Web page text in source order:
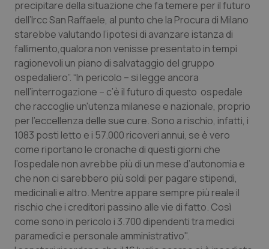
Sardegna
Sicilia
Toscana
Umbria
Valle D’Aosta
Veneto
Malattia di Crohn & Rettocolite Ulcerosa
Neuroscienze & patologie neurodegenerative
Obesità
Oftalmologia
Oncodermatologia
Oncoematologia
Oncologia & Nutrizione
Psoriasi & pelle
precipitare della situazione che fa temere per il futuro
dell’Ircc San Raffaele, al punto che la Procura di Milano
starebbe valutando l’ipotesi di avanzare istanza di
fallimento,qualora non venisse presentato in tempi
ragionevoli un piano di salvataggio del gruppo
ospedaliero”. “In pericolo – si legge ancora
nell’interrogazione – c’è il futuro di questo ospedale
che raccoglie un'utenza milanese e nazionale, proprio
per l’eccellenza delle sue cure. Sono a rischio, infatti, i
1083 posti letto e i 57.000 ricoveri annui, se è vero
come riportano le cronache di questi giorni che
l’ospedale non avrebbe più di un mese d’autonomia e
che non ci sarebbero più soldi per pagare stipendi,
medicinali e altro. Mentre appare sempre più reale il
rischio che i creditori passino alle vie di fatto. Così
come sono in pericolo i 3.700 dipendenti tra medici
paramedici e personale amministrativo".